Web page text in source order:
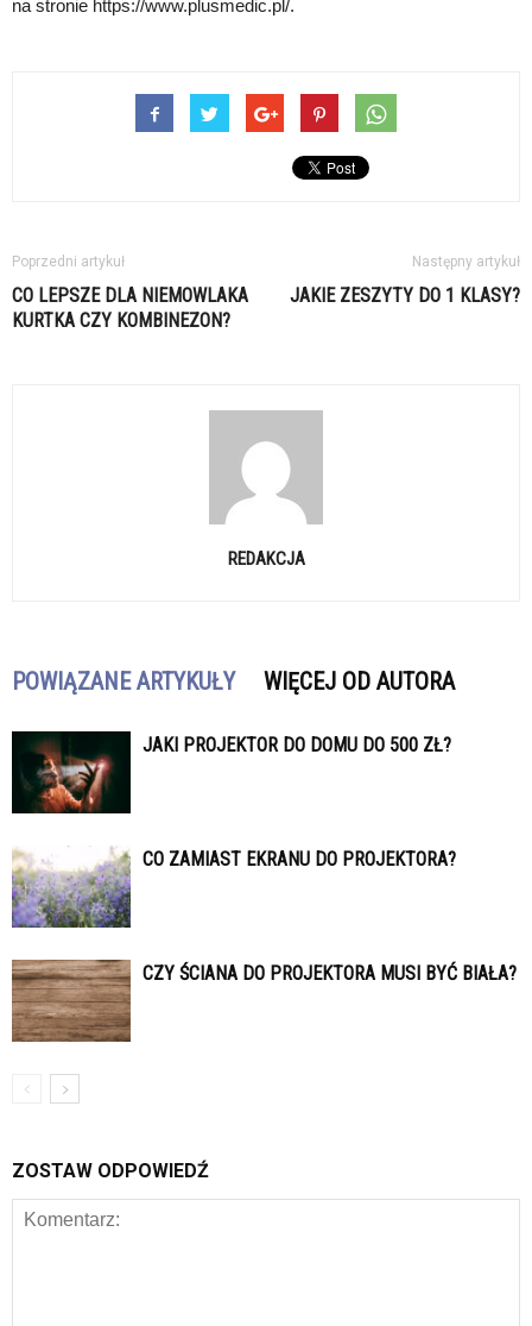
na stronie https://www.plusmedic.pl/.
Poprzedni artykuł
CO LEPSZE DLA NIEMOWLAKA
KURTKA CZY KOMBINEZON?
Następny artykuł
JAKIE ZESZYTY DO 1 KLASY?
REDAKCJA
POWIĄZANE ARTYKUŁY WIĘCEJ OD AUTORA
JAKI PROJEKTOR DO DOMU DO 500 ZŁ?
CO ZAMIAST EKRANU DO PROJEKTORA?
CZY ŚCIANA DO PROJEKTORA MUSI BYĆ BIAŁA?
ZOSTAW ODPOWIEDŹ